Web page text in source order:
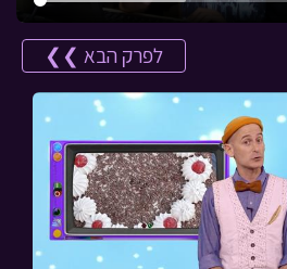
לפרק הבא ❯❯